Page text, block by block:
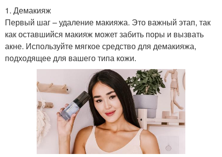
1. Демакияж
Первый шаг – удаление макияжа. Это важный этап, так
как оставшийся макияж может забить поры и вызвать
акне. Используйте мягкое средство для демакияжа,
подходящее для вашего типа кожи.